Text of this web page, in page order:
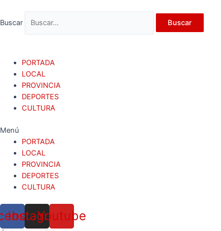
contenido
Buscar Buscar
PORTADA
LOCAL
PROVINCIA
DEPORTES
CULTURA
Menú
PORTADA
LOCAL
PROVINCIA
DEPORTES
CULTURA
Instagram
Youtube